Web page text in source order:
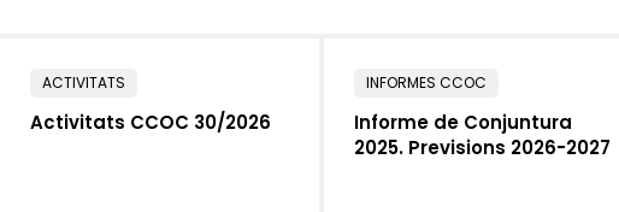
ACTIVITATS
Activitats CCOC 30/2026
INFORMES CCOC
Informe de Conjuntura
2025. Previsions 2026-2027